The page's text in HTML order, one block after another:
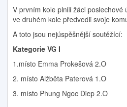
V prvním kole plnili žáci poslechové
ve druhém kole předvedli svoje
A toto jsou nejúspěšnější soutěžící:
Kategorie VG I
1.místo Emma Prokešová 2.O
2. místo Alžběta Paterová 1.O
3. místo Phung Ngoc Diep 2.O